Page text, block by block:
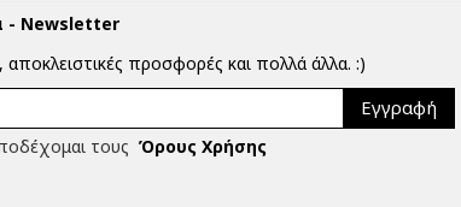
- Newsletter
αποκλειστικές προσφορές και πολλά άλλα. :)
Εγγραφή
τους Όρους Χρήσης